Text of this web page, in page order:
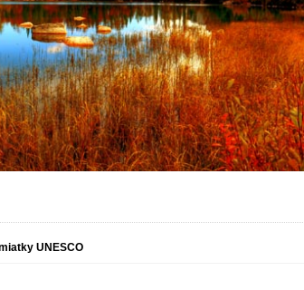
UNESCO